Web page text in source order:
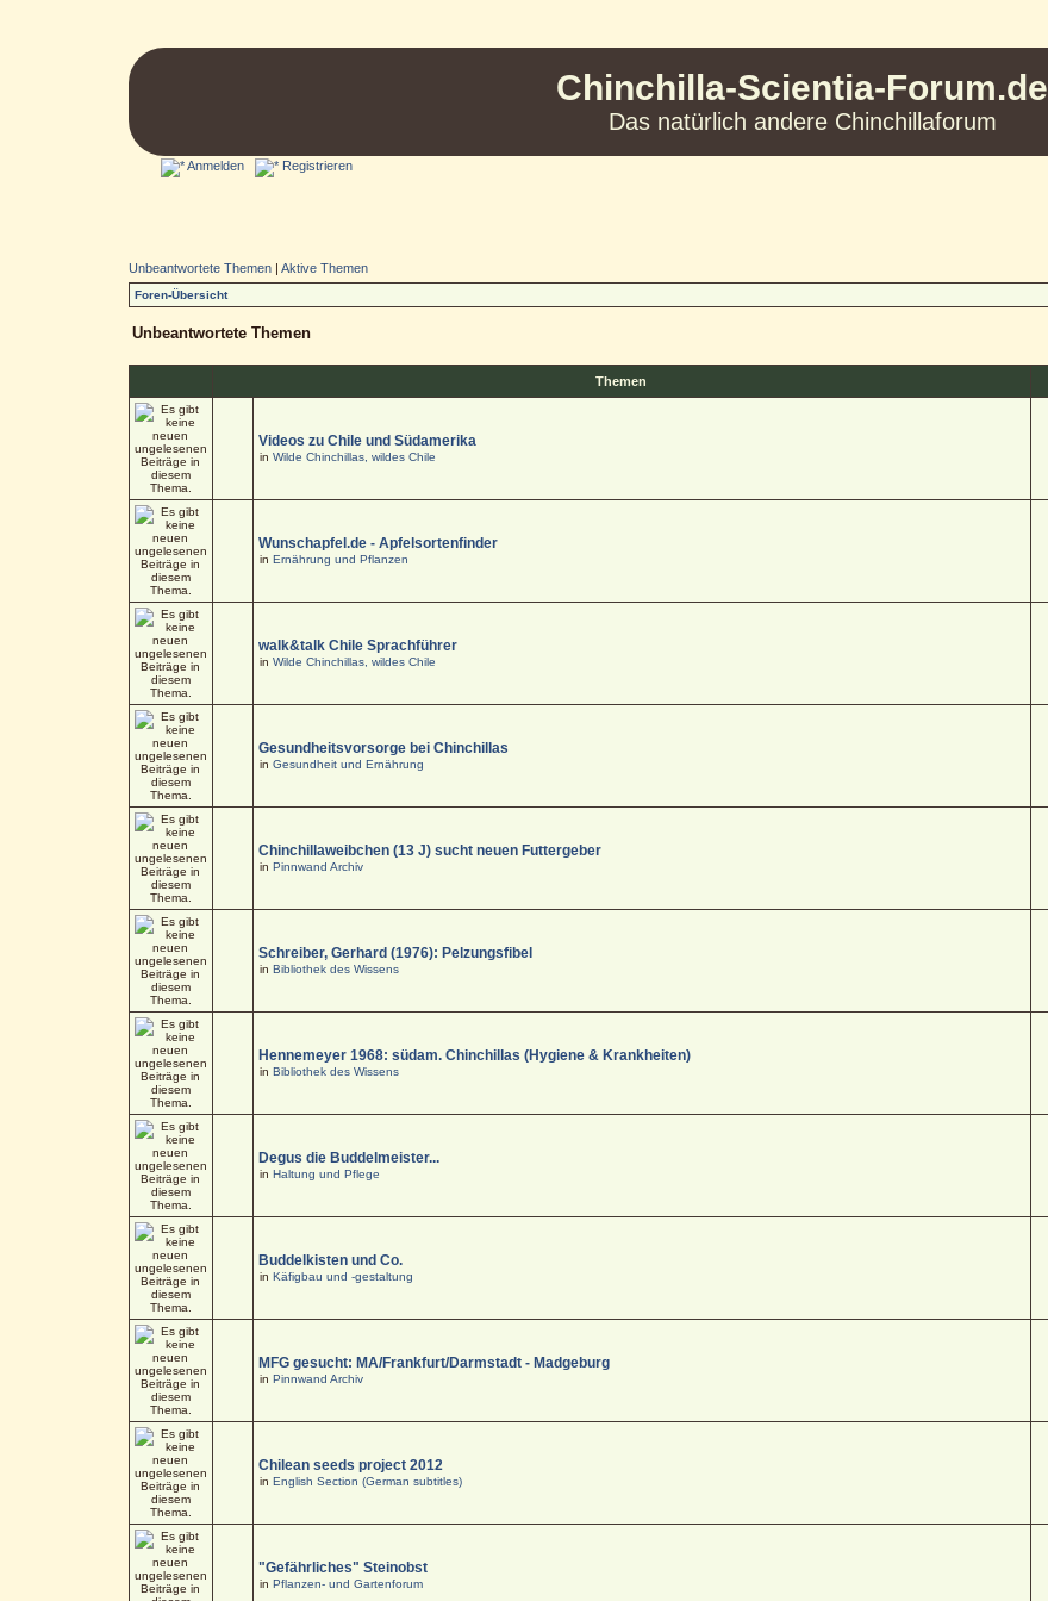
Chinchilla-Scientia-Forum.de
Das natürlich andere Chinchillaforum
Anmelden Registrieren
Unbeantwortete Themen| Aktive Themen
Foren-Übersicht
Unbeantwortete Themen
Themen
Videos zu Chile und Südamerika
in Wilde Chinchillas, wildes Chile
Wunschapfel.de - Apfelsortenfinder
in Ernährung und Pflanzen
walk&talk Chile Sprachführer
in Wilde Chinchillas, wildes Chile
Gesundheitsvorsorge bei Chinchillas
in Gesundheit und Ernährung
Chinchillaweibchen (13 J) sucht neuen Futtergeber
in Pinnwand Archiv
Schreiber, Gerhard (1976): Pelzungsfibel
in Bibliothek des Wissens
Hennemeyer 1968: südam. Chinchillas (Hygiene & Krankheiten)
in Bibliothek des Wissens
Degus die Buddelmeister...
in Haltung und Pflege
Buddelkisten und Co.
in Käfigbau und -gestaltung
MFG gesucht: MA/Frankfurt/Darmstadt - Madgeburg
in Pinnwand Archiv
Chilean seeds project 2012
in English Section (German subtitles)
"Gefährliches" Steinobst
in Pflanzen- und Gartenforum